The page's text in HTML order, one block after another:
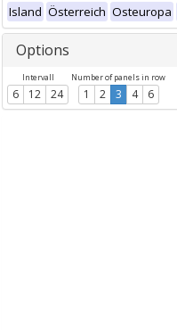
Island Österreich Osteuropa
Options
Intervall
6 12 24
Number of panels in row
1 2 3 4 6